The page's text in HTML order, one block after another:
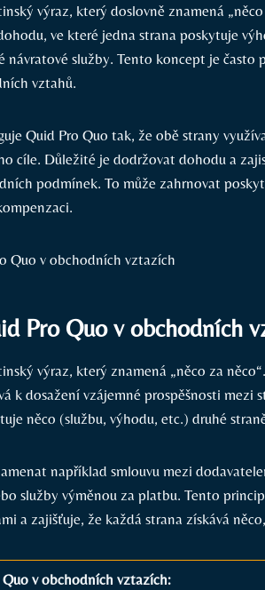
výraz, který doslovně znamená
ve které jedna strana poskytuje
návratové služby. Tento koncept je často
vztahů.
Quid Pro Quo tak, že obě strany
cíle. Důležité je dodržovat dohodu a
podmínek. To může zahrnovat
Pro Quo v obchodních
výraz, který znamená „něco za
k dosažení vzájemné prospěšnosti mezi
něco (službu, výhodu, etc.) druhé
například smlouvu mezi
služby výměnou za platbu. Tento
a zajišťuje, že každá strana získává
v obchodních vztazích: